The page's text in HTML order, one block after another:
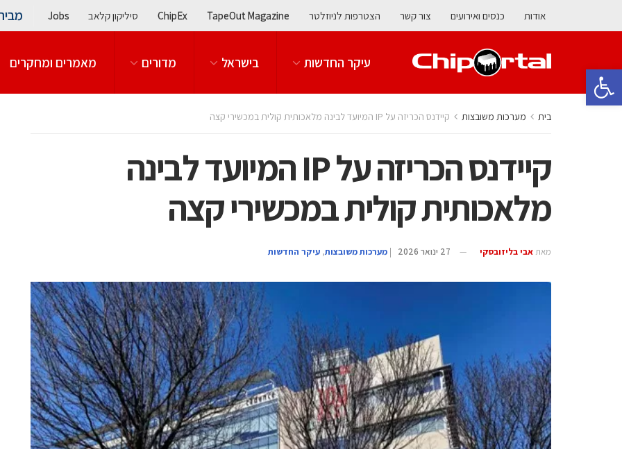
פתח סרגל נגישות
אודות כנסים ואירועים צור קשר הצטרפות לניוזלטר TapeOut Magazine
ChipEx סיליקון קלאב Jobs
עיקר החדשות בישראל מדורים מאמרים ומחקרים
בית מערכות משובצות קיידנס הכריזה על IP המיועד לבינה מלאכותית קולית במכשירי קצה
קיידנס הכריזה על IP המיועד לבינה
מלאכותית קולית במכשירי קצה
מאת אבי בליזובסקי 27 ינואר 2026 | מערכות משובצות, עיקר החדשות